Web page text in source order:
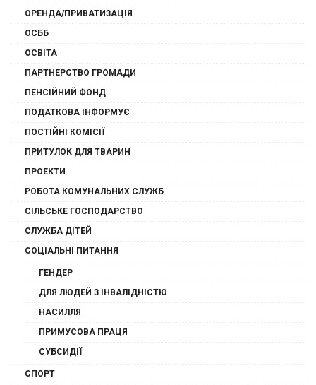
ОРЕНДА/ПРИВАТИЗАЦІЯ
ОСББ
ОСВІТА
ПАРТНЕРСТВО ГРОМАДИ
ПЕНСІЙНИЙ ФОНД
ПОДАТКОВА ІНФОРМУЄ
ПОСТІЙНІ КОМІСІЇ
ПРИТУЛОК ДЛЯ ТВАРИН
ПРОЕКТИ
РОБОТА КОМУНАЛЬНИХ СЛУЖБ
СІЛЬСЬКЕ ГОСПОДАРСТВО
СЛУЖБА ДІТЕЙ
СОЦІАЛЬНІ ПИТАННЯ
ГЕНДЕР
ДЛЯ ЛЮДЕЙ З ІНВАЛІДНІСТЮ
НАСИЛЛЯ
ПРИМУСОВА ПРАЦЯ
СУБСИДІЇ
СПОРТ